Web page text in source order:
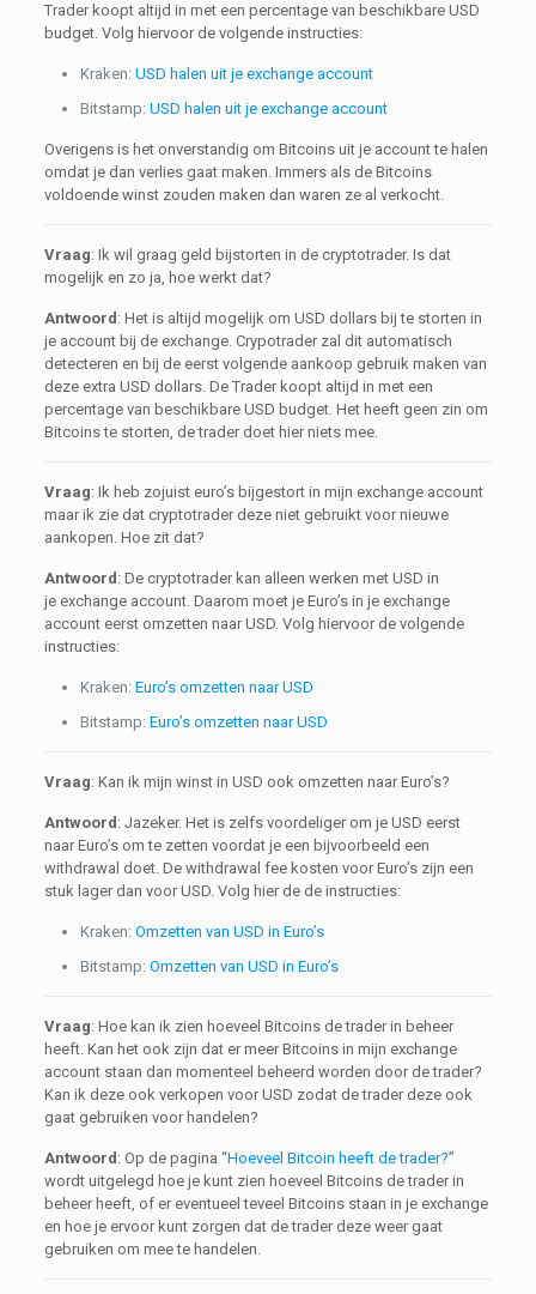
Trader koopt altijd in met een percentage van beschikbare USD
budget. Volg hiervoor de volgende instructies:
Kraken: USD halen uit je exchange account
Bitstamp: USD halen uit je exchange account
Overigens is het onverstandig om Bitcoins uit je account te halen
omdat je dan verlies gaat maken. Immers als de Bitcoins
voldoende winst zouden maken dan waren ze al verkocht.
Vraag: Ik wil graag geld bijstorten in de cryptotrader. Is dat
mogelijk en zo ja, hoe werkt dat?
Antwoord : Het is altijd mogelijk om USD dollars bij te storten in
je account bij de exchange. Crypotrader zal dit automatisch
detecteren en bij de eerst volgende aankoop gebruik maken van
deze extra USD dollars. De Trader koopt altijd in met een
percentage van beschikbare USD budget. Het heeft geen zin om
Bitcoins te storten, de trader doet hier niets mee.
Vraag: Ik heb zojuist euro’s bijgestort in mijn exchange account
maar ik zie dat cryptotrader deze niet gebruikt voor nieuwe
aankopen. Hoe zit dat?
Antwoord : De cryptotrader kan alleen werken met USD in
je exchange account. Daarom moet je Euro’s in je exchange
account eerst omzetten naar USD. Volg hiervoor de volgende
instructies:
Kraken: Euro’s omzetten naar USD
Bitstamp: Euro’s omzetten naar USD
Vraag: Kan ik mijn winst in USD ook omzetten naar Euro’s?
Antwoord : Jazeker. Het is zelfs voordeliger om je USD eerst
naar Euro’s om te zetten voordat je een bijvoorbeeld een
withdrawal doet. De withdrawal fee kosten voor Euro’s zijn een
stuk lager dan voor USD. Volg hier de de instructies:
Kraken: Omzetten van USD in Euro’s
Bitstamp: Omzetten van USD in Euro’s
Vraag: Hoe kan ik zien hoeveel Bitcoins de trader in beheer
heeft. Kan het ook zijn dat er meer Bitcoins in mijn exchange
account staan dan momenteel beheerd worden door de trader?
Kan ik deze ook verkopen voor USD zodat de trader deze ook
gaat gebruiken voor handelen?
Antwoord : Op de pagina “Hoeveel Bitcoin heeft de trader?”
wordt uitgelegd hoe je kunt zien hoeveel Bitcoins de trader in
beheer heeft, of er eventueel teveel Bitcoins staan in je exchange
en hoe je ervoor kunt zorgen dat de trader deze weer gaat
gebruiken om mee te handelen.